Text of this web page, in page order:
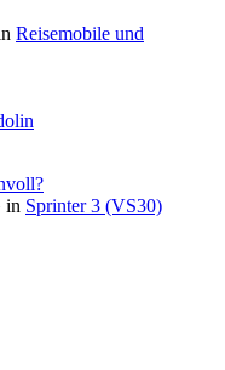
Reisemobile und
in Sprinter 3 (VS30)